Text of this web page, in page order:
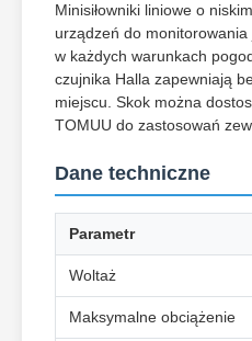
Minisiłowniki liniowe o
urządzeń do
w każdych warunkach
czujnika Halla zapewniają
miejscu. Skok można
TOMUU do zastosowań
Dane techniczne
Parametr
Woltaż
Maksymalne obciążenie